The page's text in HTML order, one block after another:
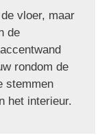
vloer, maar
de
rondom de
stemmen
het interieur.